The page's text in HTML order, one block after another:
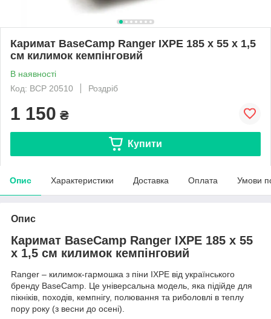
Каримат BaseCamp Ranger IXPE 185 x 55 x 1,5
см килимок кемпінговий
В наявності
Код: BCP 20510
Роздріб
1 150 ₴
Купити
Опис Характеристики Доставка Оплата Умови
Опис
Каримат BaseCamp Ranger IXPE 185 x 55
x 1,5 см килимок кемпінговий
Ranger – килимок-гармошка з піни IXPE від українського
бренду BaseCamp. Це універсальна модель, яка підійде для
пікніків, походів, кемпнігу, полювання та риболовлі в теплу
пору року (з весни до осені).